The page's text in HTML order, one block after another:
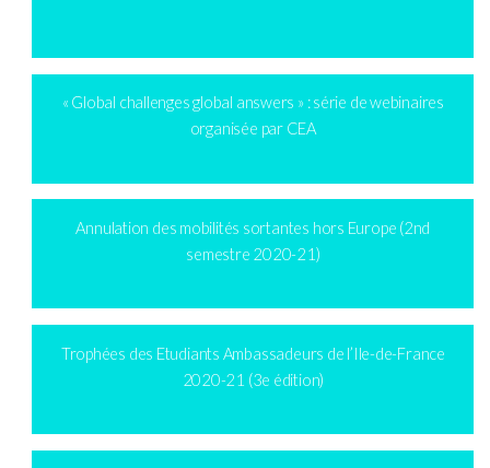
« Global challenges global answers » : série de webinaires
organisée par CEA
Annulation des mobilités sortantes hors Europe (2nd
semestre 2020-21)
Trophées des Etudiants Ambassadeurs de l’Ile-de-France
2020-21 (3e édition)